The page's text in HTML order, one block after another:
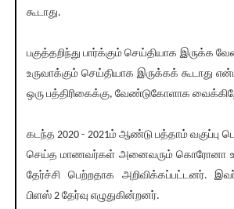
கூடாது.
பகுத்தறிந்து பார்க்கும் செய்தியாக இருக்க
உருவாக்கும் செய்தியாக இருக்கக் கூடாது
ஒரு பத்திரிகைக்கு, வேண்டுகோளாக
கடந்த 2020 - 2021ம் ஆண்டு பத்தாம் வகுப்பு
செய்த மாணவர்கள் அனைவரும் கொரோனா
தேர்ச்சி பெற்றதாக அறிவிக்கப்பட்டனர்.
பிளஸ் 2 தேர்வு எழுதுகின்றனர்.